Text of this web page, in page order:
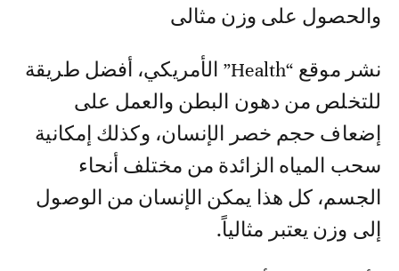
والحصول على وزن مثالى
نشر موقع “Health” الأمريكي، أفضل طريقة
للتخلص من دهون البطن والعمل على
إضعاف حجم خصر الإنسان، وكذلك إمكانية
سحب المياه الزائدة من مختلف أنحاء
الجسم، كل هذا يمكن الإنسان من الوصول
إلى وزن يعتبر مثالياً.